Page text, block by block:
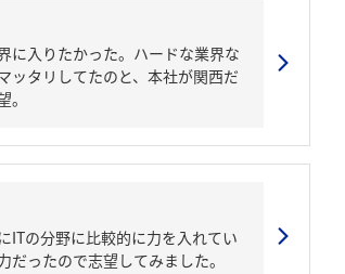
に入りたかった。ハードな業界な
ッタリしてたのと、本社が関西だ
。
ITの分野に比較的に力を入れてい
だったので志望してみました。